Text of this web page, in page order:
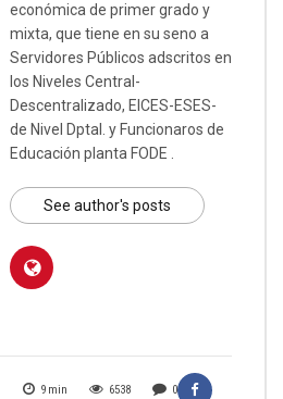
9 min 6538 0
económica de primer grado y
mixta, que tiene en su seno a
Servidores Públicos adscritos en
los Niveles Central-
Descentralizado, EICES-ESES-
de Nivel Dptal. y Funcionaros de
Educación planta FODE .
See author's posts